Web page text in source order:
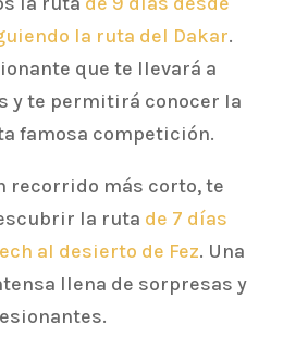
la ruta del Dakar.
que te llevará a
y te permitirá conocer la
famosa competición.
recorrido más corto, te
la ruta de 7 días
al desierto de Fez. Una
llena de sorpresas y